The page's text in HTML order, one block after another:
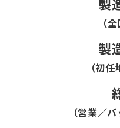
（
製
（初
（営業／